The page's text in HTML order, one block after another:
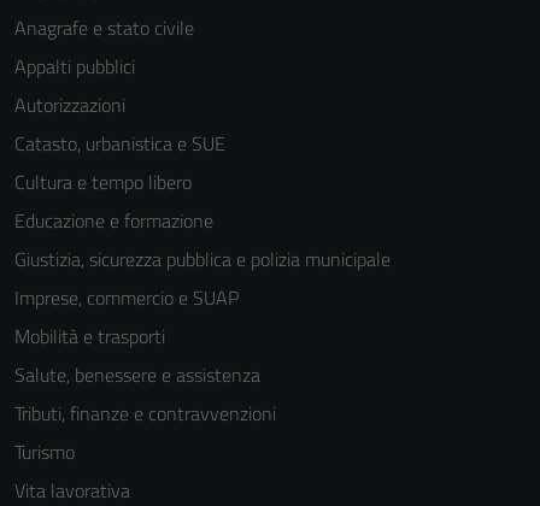
Anagrafe e stato civile
Appalti pubblici
Autorizzazioni
Catasto, urbanistica e SUE
Cultura e tempo libero
Educazione e formazione
Giustizia, sicurezza pubblica e polizia municipale
Imprese, commercio e SUAP
Mobilità e trasporti
Salute, benessere e assistenza
Tributi, finanze e contravvenzioni
Turismo
Vita lavorativa